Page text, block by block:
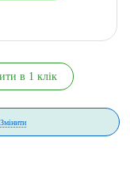
Змінити